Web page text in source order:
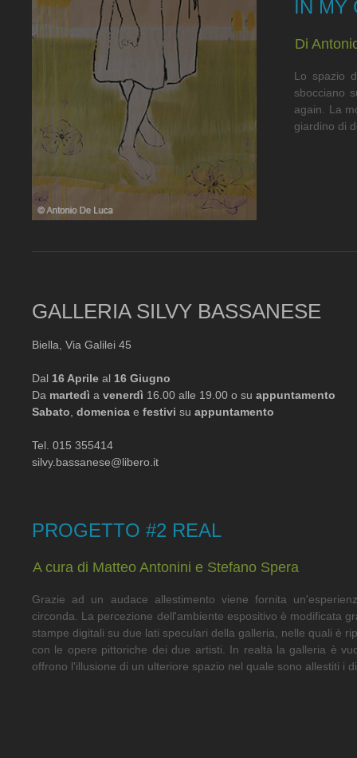
IN MY
Di
Lo spazio
sbocciano
again. La
giardino di
GALLERIA SILVY BASSANESE
Biella, Via Galilei 45
Dal 16 Aprile al 16 Giugno
Da martedì a venerdì 16.00 alle 19.00 o su appuntamento
Sabato domenica e festivi su appuntamento
Tel. 015 355414
silvy.bassanese@libero.it
PROGETTO #2 REAL
A cura di Matteo Antonini e Stefano Spera
Grazie ad un audace allestimento viene fornita
circonda. La percezione dell'ambiente espositivo è modificata
stampe digitali su due lati speculari della galleria, nelle quali è
con le opere pittoriche dei due artisti. In realtà la galleria è
offrono l'illusione di un ulteriore spazio nel quale sono allestiti i